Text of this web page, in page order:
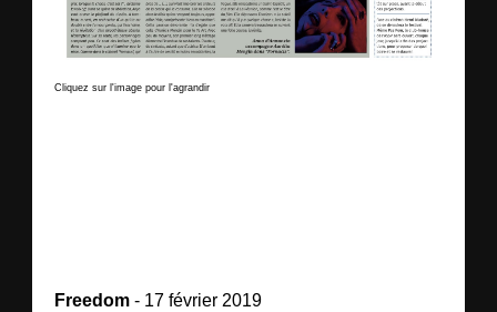
Cliquez sur l'image pour l'agrandir
Freedom - 17 février 2019